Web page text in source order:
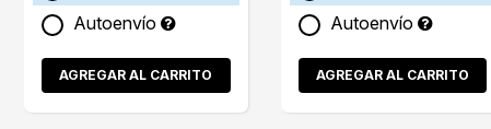
Autoenvío
AGREGAR AL CARRITO
Autoenvío
AGREGAR AL CARRITO